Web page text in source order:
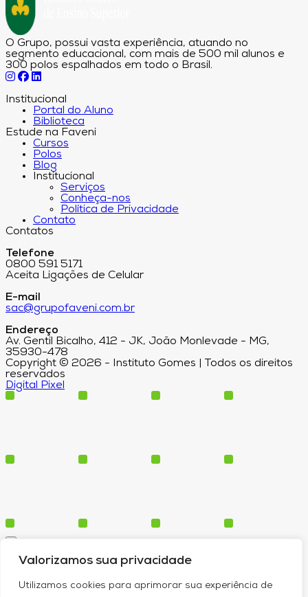
Valorizamos sua privacidade
Utilizamos cookies para aprimorar sua experiência de
O Grupo, possui vasta experiência, atuando no
segmento educacional, com mais de 500 mil alunos e
300 polos espalhados em todo o Brasil.
Institucional
Portal do Aluno
Biblioteca
Estude na Faveni
Cursos
Polos
Blog
Institucional
Serviços
Conheça-nos
Política de Privacidade
Contato
Contatos
Telefone
0800 591 5171
Aceita Ligações de Celular
E-mail
sac@grupofaveni.com.br
Endereço
Av. Gentil Bicalho, 412 - JK, João Monlevade - MG,
35930-478
Copyright © 2026 - Instituto Gomes | Todos os direitos
reservados
Digital Pixel
Cursos
Blog